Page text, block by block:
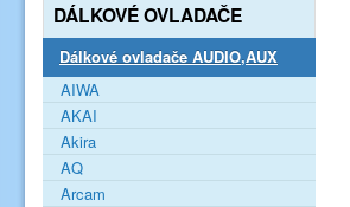
DÁLKOVÉ OVLADAČE
Dálkové ovladače AUDIO,AUX
AIWA
AKAI
Akira
AQ
Arcam